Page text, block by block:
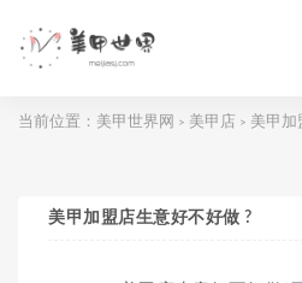
当前位置： 美甲世界网 > 美甲店 > 美甲加
美甲加盟店生意好不好做 ?